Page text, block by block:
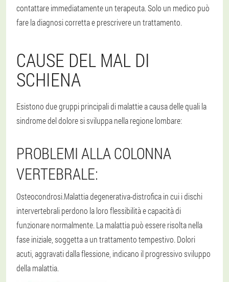
contattare immediatamente un terapeuta. Solo un medico può
fare la diagnosi corretta e prescrivere un trattamento.
CAUSE DEL MAL DI
SCHIENA
Esistono due gruppi principali di malattie a causa delle quali la
sindrome del dolore si sviluppa nella regione lombare:
PROBLEMI ALLA COLONNA
VERTEBRALE:
Osteocondrosi.Malattia degenerativa-distrofica in cui i dischi
intervertebrali perdono la loro flessibilità e capacità di
funzionare normalmente. La malattia può essere risolta nella
fase iniziale, soggetta a un trattamento tempestivo. Dolori
acuti, aggravati dalla flessione, indicano il progressivo sviluppo
della malattia.